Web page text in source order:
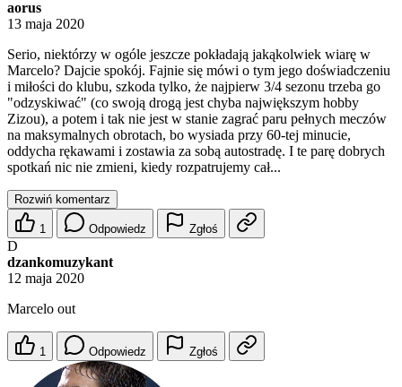
aorus
13 maja 2020
Serio, niektórzy w ogóle jeszcze pokładają jakąkolwiek wiarę w
Marcelo? Dajcie spokój. Fajnie się mówi o tym jego doświadczeniu
i miłości do klubu, szkoda tylko, że najpierw 3/4 sezonu trzeba go
"odzyskiwać" (co swoją drogą jest chyba największym hobby
Zizou), a potem i tak nie jest w stanie zagrać paru pełnych meczów
na maksymalnych obrotach, bo wysiada przy 60-tej minucie,
oddycha rękawami i zostawia za sobą autostradę. I te parę dobrych
spotkań nic nie zmieni, kiedy rozpatrujemy cał...
Rozwiń komentarz
1 Odpowiedz Zgłoś
D
dzankomuzykant
12 maja 2020
Marcelo out
1 Odpowiedz Zgłoś